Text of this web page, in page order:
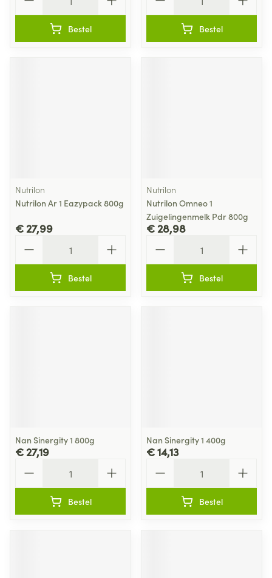
Bestel Bestel
Nutrilon
Nutrilon Ar 1 Eazypack 800g
€ 27,99
Bestel
Nutrilon
Nutrilon Omneo 1
Zuigelingenmelk Pdr 800g
€ 28,98
Bestel
Nan Sinergity 1 800g
€ 27,19
Bestel
Nan Sinergity 1 400g
€ 14,13
Bestel